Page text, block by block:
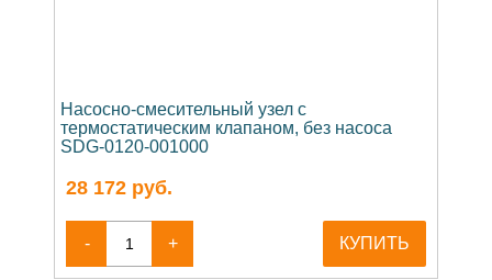
Насосно-смесительный узел с
термостатическим клапаном, без насоса
SDG-0120-001000
28 172 руб.
- + КУПИТЬ